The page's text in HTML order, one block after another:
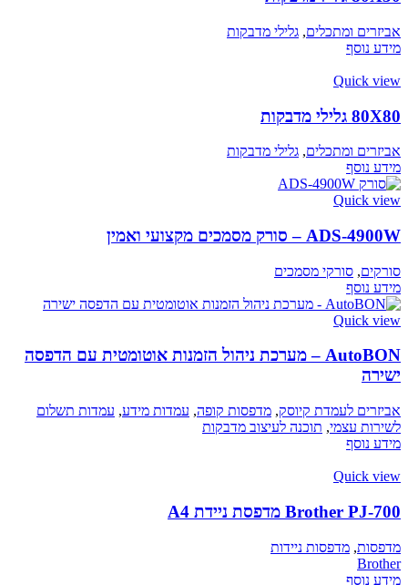
אביזרים ומתכלים, גלילי מדבקות
מידע נוסף
Quick view
80X80 גלילי מדבקות
אביזרים ומתכלים, גלילי מדבקות
מידע נוסף
Quick view
ADS-4900W – סורק מסמכים מקצועי ואמין
סורקים, סורקי מסמכים
מידע נוסף
Quick view
AutoBON – מערכת ניהול הזמנות אוטומטית עם הדפסה
ישירה
אביזרים לעמדת קיוסק, מדפסות קופה, עמדות מידע, עמדות תשלום
לשירות עצמי, תוכנה לעיצוב מדבקות
מידע נוסף
Quick view
Brother PJ-700 מדפסת ניידת A4
מדפסות, מדפסות ניידות
Brother
מידע נוסף